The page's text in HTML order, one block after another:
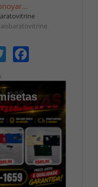
Facebook